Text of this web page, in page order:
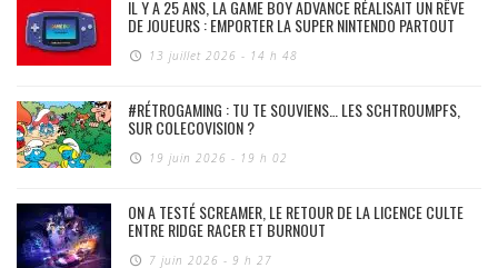
IL Y A 25 ANS, LA GAME BOY ADVANCE RÉALISAIT UN RÊVE
DE JOUEURS : EMPORTER LA SUPER NINTENDO PARTOUT
13 juillet 2026 - 14 h 48
#RÉTROGAMING : TU TE SOUVIENS… LES SCHTROUMPFS,
SUR COLECOVISION ?
19 juin 2026 - 19 h 02
ON A TESTÉ SCREAMER, LE RETOUR DE LA LICENCE CULTE
ENTRE RIDGE RACER ET BURNOUT
7 juin 2026 - 9 h 27